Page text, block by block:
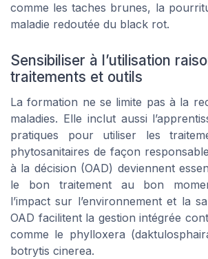
comme les taches brunes, la
maladie redoutée du black rot.
Sensibiliser à l’utilisation
traitements et outils
La formation ne se limite pas à la
maladies. Elle inclut aussi
pratiques pour utiliser les
phytosanitaires de façon
à la décision (OAD) deviennent
le bon traitement au bon
l’impact sur l’environnement et la
OAD facilitent la gestion intégrée
comme le phylloxera
botrytis cinerea.